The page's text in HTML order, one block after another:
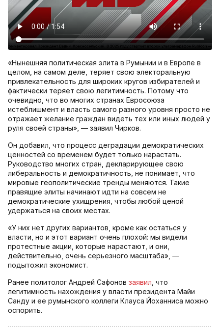
«Нынешняя политическая элита в Румынии и в Европе в
целом, на самом деле, теряет свою электоральную
привлекательность для широких кругов избирателей и
фактически теряет свою легитимность. Потому что
очевидно, что во многих странах Евросоюза
истеблишмент и власть самого разного уровня просто не
отражает желание граждан видеть тех или иных людей у
руля своей страны», — заявил Чирков.
Он добавил, что процесс деградации демократических
ценностей со временем будет только нарастать.
Руководство многих стран, декларирующее свою
либеральность и демократичность, не понимает, что
мировые геополитические тренды меняются. Такие
правящие элиты начинают идти на совсем не
демократические ухищрения, чтобы любой ценой
удержаться на своих местах.
«У них нет других вариантов, кроме как остаться у
власти, но и этот вариант очень плохой: мы видели
протестные акции, которые нарастают, и они,
действительно, очень серьезного масштаба», —
подытожил экономист.
Ранее политолог Андрей Сафонов заявил , что
легитимность нахождения у власти президента Майи
Санду и ее румынского коллеги Клауса Йоханниса можно
оспорить.